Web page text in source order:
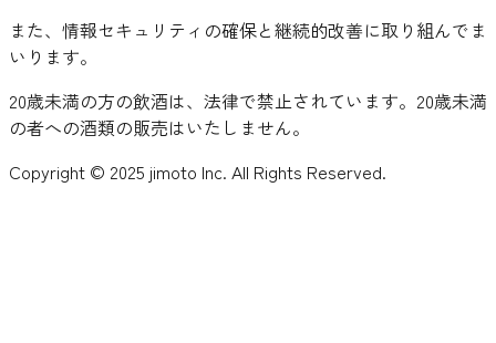
また、情報セキュリティの確保と継続的改善に取り組んでま
いります。
20歳未満の方の飲酒は、法律で禁止されています。20歳未満
の者への酒類の販売はいたしません。
Copyright © 2025 jimoto Inc. All Rights Reserved.